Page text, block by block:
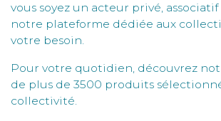
vous soyez un acteur privé,
notre plateforme dédiée aux
votre besoin.
Pour votre quotidien, découvrez
de plus de 3500 produits
collectivité.